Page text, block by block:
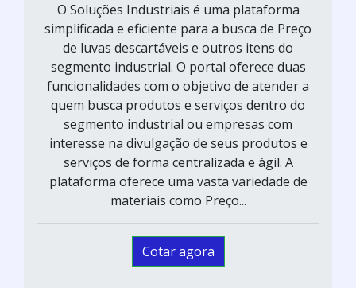
O Soluções Industriais é uma plataforma
simplificada e eficiente para a busca de Preço
de luvas descartáveis e outros itens do
segmento industrial. O portal oferece duas
funcionalidades com o objetivo de atender a
quem busca produtos e serviços dentro do
segmento industrial ou empresas com
interesse na divulgação de seus produtos e
serviços de forma centralizada e ágil. A
plataforma oferece uma vasta variedade de
materiais como Preço...
Cotar agora